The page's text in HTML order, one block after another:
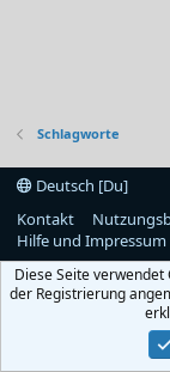
Schlagworte
Deutsch [Du]
Kontakt
Hilfe und Impressum
Diese Seite
der Registrierung